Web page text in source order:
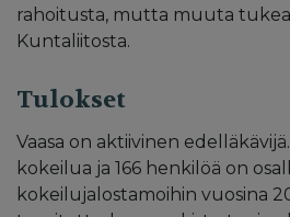
rahoitusta, mutta muuta tukea
Kuntaliitosta.
Tulokset
Vaasa on aktiivinen
kokeilua ja 166 henkilöä on
kokeilujalostamoihin vuosina